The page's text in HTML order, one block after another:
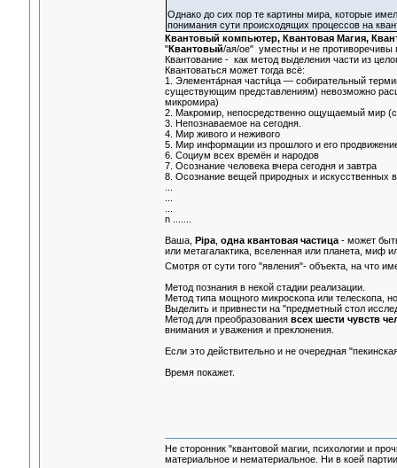
Однако до сих пор те картины мира, которые
понимания сути происходящих процессов на
Квантовый компьютер, Квантовая Магия,
"Квантовый/ая/ое" уместны и не противоречивы
Квантование - как метод выделения части из
Квантоваться может тогда всё:
1. Элемента́рная части́ца — собирательный
существующим представлениям) невозможно
микромира)
2. Макромир, непосредственно ощущаемый мир
3. Непознаваемое на сегодня.
4. Мир живого и неживого
5. Мир информации из прошлого и его
6. Социум всех времён и народов
7. Осознание человека вчера сегодня и завтра
8. Осознание вещей природных и искусственных
n .......
Ваша,
Pipa, одна квантовая частица- может
или метагалактика, вселенная или планета, миф
Смотря от сути того "явления"- объекта, на что
Метод познания в некой стадии реализации.
Метод типа мощного микроскопа или телескопа,
Выделить и привнести на "предметный стол
Метод для преобразования всех шести чувств
внимания и уважения и преклонения.
Если это действительно и не очередная
Время покажет.
Не сторонник "квантовой магии, психологии и
материальное и нематериальное. Ни в коей